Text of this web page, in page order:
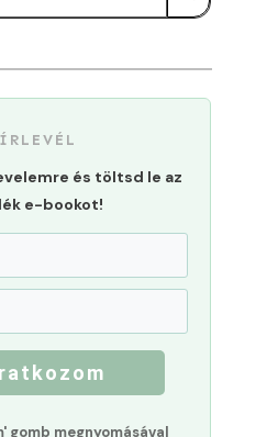
és töltsd le az
e-bookot!
gomb megnyomásával